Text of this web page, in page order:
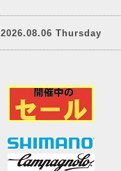
2026.08.06 Thursday